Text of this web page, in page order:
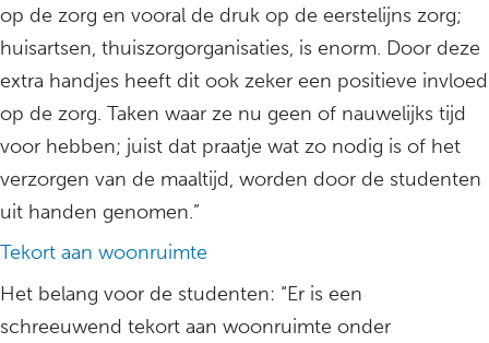
op de zorg en vooral de druk op de eerstelijns zorg;
huisartsen, thuiszorgorganisaties, is enorm. Door deze
extra handjes heeft dit ook zeker een positieve invloed
op de zorg. Taken waar ze nu geen of nauwelijks tijd
voor hebben; juist dat praatje wat zo nodig is of het
verzorgen van de maaltijd, worden door de studenten
uit handen genomen.”
Tekort aan woonruimte
Het belang voor de studenten: “Er is een
schreeuwend tekort aan woonruimte onder